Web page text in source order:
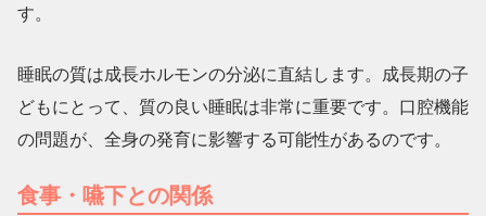
す。
睡眠の質は成長ホルモンの分泌に直結します。成長期の子
どもにとって、質の良い睡眠は非常に重要です。口腔機能
の問題が、全身の発育に影響する可能性があるのです。
食事・嚥下との関係